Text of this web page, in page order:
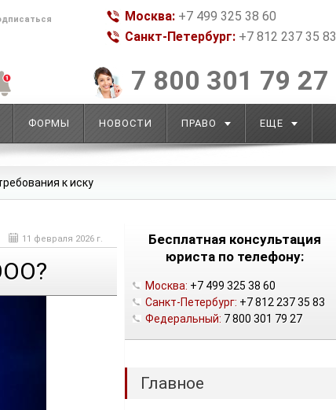
Москва: +7 499 325 38 60
Санкт-Петербург: +7 812 237 35 83
7 800 301 79 27
ФОРМЫ НОВОСТИ ПРАВО ЕЩЕ
к иску
11 февраля 2026 г.
Бесплатная консультация
юриста по телефону:
Москва: +7 499 325 38 60
Санкт-Петербург: +7 812 237 35 83
Федеральный: 7 800 301 79 27
Главное